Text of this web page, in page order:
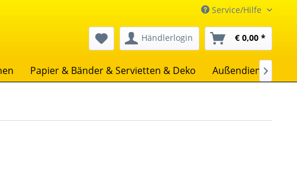
Service/Hilfe
Händlerlogin € 0,00 *
Papier & Bänder & Servietten & Deko Außendienst
